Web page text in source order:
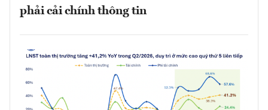
phải cải chính thông tin